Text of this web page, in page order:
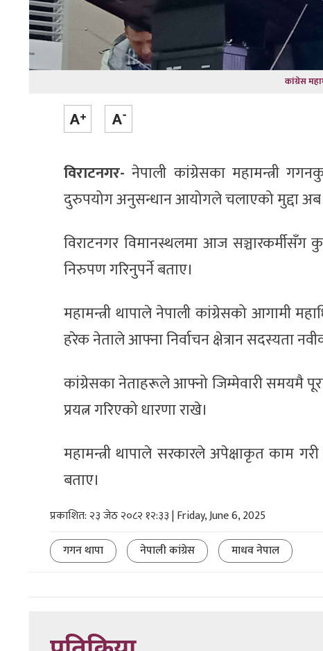
कांग्रेस
विराटनगर- नेपाली कांग्रेसका महामन्त्री
दुरुपयोग अनुसन्धान आयोगले चलाएको मुद्दा
विराटनगर विमानस्थलमा आज सञ्चारकर्मीसँग
निरुपण गरिनुपर्ने बताए।
महामन्त्री थापाले नेपाली कांग्रेसको आगामी
हरेक नेताले आफ्ना निर्वाचन क्षेत्रान सदस्यता
कांग्रेसका नेताहरूले आफ्नो जिम्मेवारी समयमै
प्रयत्न गरिएको धारणा राखे।
महामन्त्री थापाले सरकारले अपेक्षाकृत काम
बताए।
प्रकाशित: २३ जेठ २०८२ १२:३३ | Friday, June 6, 2025
गगन थापा
नेपाली कांग्रेस माधव नेपाल